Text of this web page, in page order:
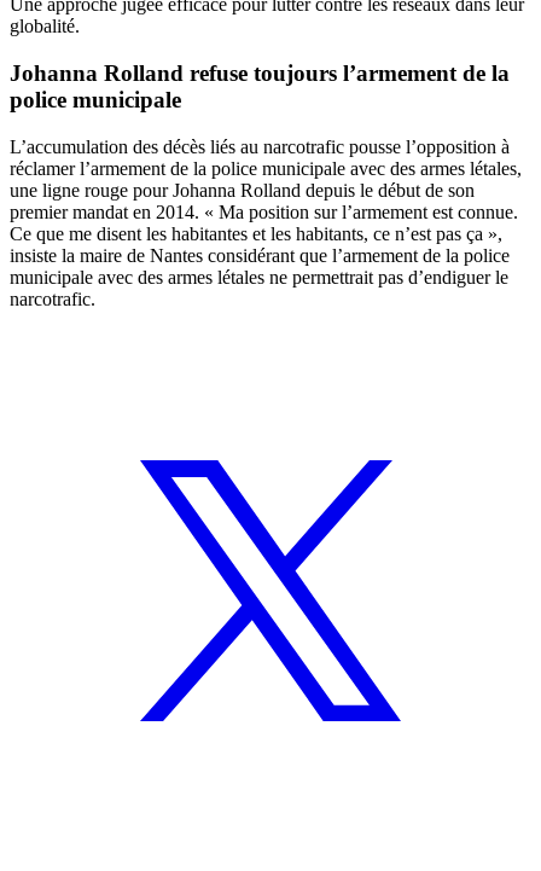
Une approche jugée efficace pour lutter contre les réseaux dans leur
globalité.
Johanna Rolland refuse toujours l’armement de la
police municipale
L’accumulation des décès liés au narcotrafic pousse l’opposition à
réclamer l’armement de la police municipale avec des armes létales,
une ligne rouge pour Johanna Rolland depuis le début de son
premier mandat en 2014. « Ma position sur l’armement est connue.
Ce que me disent les habitantes et les habitants, ce n’est pas ça »,
insiste la maire de Nantes considérant que l’armement de la police
municipale avec des armes létales ne permettrait pas d’endiguer le
narcotrafic.